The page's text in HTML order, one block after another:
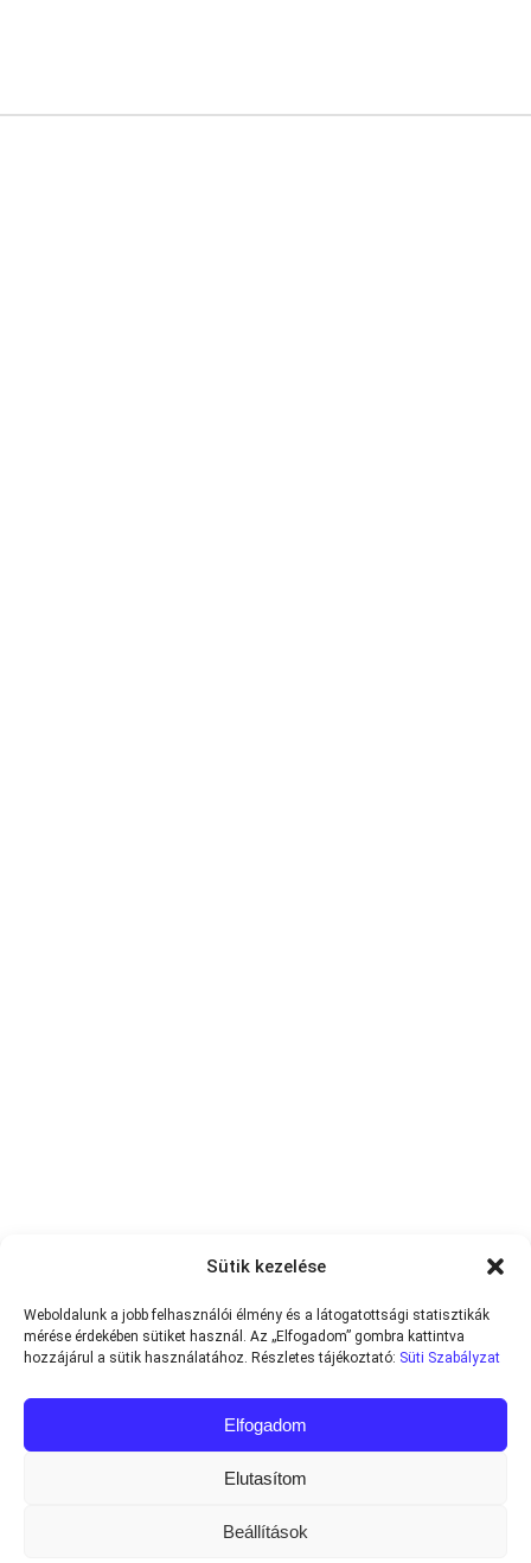
Sütik kezelése
Weboldalunk a jobb felhasználói élmény és a látogatottsági statisztikák
mérése érdekében sütiket használ. Az „Elfogadom” gombra kattintva
hozzájárul a sütik használatához. Részletes tájékoztató: Süti Szabályzat
Elfogadom
Elutasítom
Beállítások
Minden jog fenntartva © 2013-2026Teniszvilag.com